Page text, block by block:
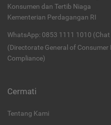
Konsumen dan Tertib Niaga
Kementerian Perdagangan RI
WhatsApp: 0853 1111 1010 (Chat
(Directorate General of
Compliance)
Cermati
Tentang Kami